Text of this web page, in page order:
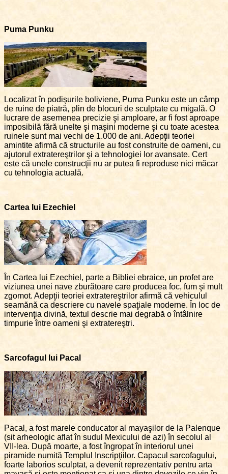
Puma Punku
Localizat în podişurile boliviene, Puma Punku este un câmp
de ruine de piatră, plin de blocuri de sculptate cu migală. O
lucrare de asemenea precizie şi amploare, ar fi fost aproape
imposibilă fără unelte şi maşini moderne şi cu toate acestea
ruinele sunt mai vechi de 1.000 de ani. Adepţii teoriei
amintite afirmă că structurile au fost construite de oameni, cu
ajutorul extratereştrilor şi a tehnologiei lor avansate. Cert
este că unele construcţii nu ar putea fi reproduse nici măcar
cu tehnologia actuală.
Cartea lui Ezechiel
În Cartea lui Ezechiel, parte a Bibliei ebraice, un profet are
viziunea unei nave zburătoare care producea foc, fum şi mult
zgomot. Adepţii teoriei extratereştrilor afirmă că vehiculul
seamănă ca descriere cu navele spaţiale moderne. În loc de
intervenţia divină, textul descrie mai degrabă o întâlnire
timpurie între oameni şi extratereştri.
Sarcofagul lui Pacal
Pacal, a fost marele conducator al mayaşilor de la Palenque
(sit arheologic aflat în sudul Mexicului de azi) în secolul al
VII-lea. După moarte, a fost îngropat în interiorul unei
piramide numită Templul Inscripţiilor. Capacul sarcofagului,
foarte laborios sculptat, a devenit reprezentativ pentru arta